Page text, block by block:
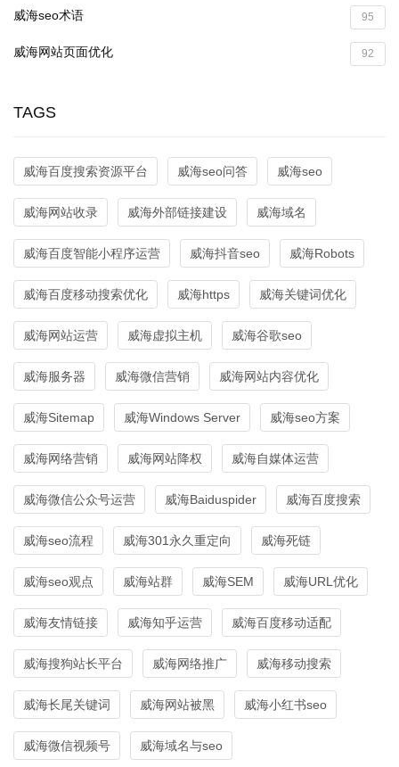
威海seo术语 95
威海网站页面优化 92
TAGS
威海百度搜索资源平台 威海seo问答 威海seo
威海网站收录 威海外部链接建设 威海域名
威海百度智能小程序运营 威海抖音seo 威海Robots
威海百度移动搜索优化 威海https 威海关键词优化
威海网站运营 威海虚拟主机 威海谷歌seo
威海服务器 威海微信营销 威海网站内容优化
威海Sitemap 威海Windows Server 威海seo方案
威海网络营销 威海网站降权 威海自媒体运营
威海微信公众号运营 威海Baiduspider 威海百度搜索
威海seo流程 威海301永久重定向 威海死链
威海seo观点 威海站群 威海SEM 威海URL优化
威海友情链接 威海知乎运营 威海百度移动适配
威海搜狗站长平台 威海网络推广 威海移动搜索
威海长尾关键词 威海网站被黑 威海小红书seo
威海微信视频号 威海域名与seo